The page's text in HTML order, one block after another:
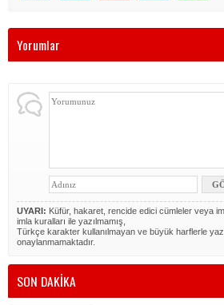
Yorumlar
UYARI: Küfür, hakaret, rencide edici cümleler veya
imla kuralları ile yazılmamış,
Türkçe karakter kullanılmayan ve büyük harflerle
onaylanmamaktadır.
SON DAKİKA